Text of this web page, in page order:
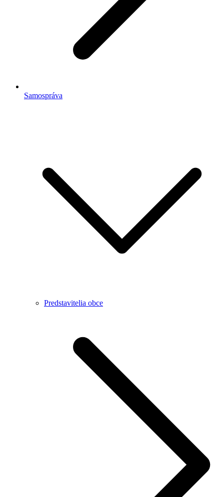
Samospráva
Predstavitelia obce